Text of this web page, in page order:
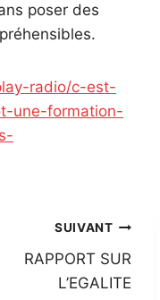
poser des
radio/c-est-
une-formation-
SUIVANT
RAPPORT SUR
L’EGALITE